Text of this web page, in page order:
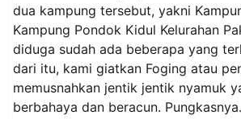
dua kampung tersebut, yakni
Kampung Pondok Kidul Kelurahan
diduga sudah ada beberapa yang
dari itu, kami giatkan Foging atau
memusnahkan jentik jentik nyamuk
berbahaya dan beracun. Pungkasnya.